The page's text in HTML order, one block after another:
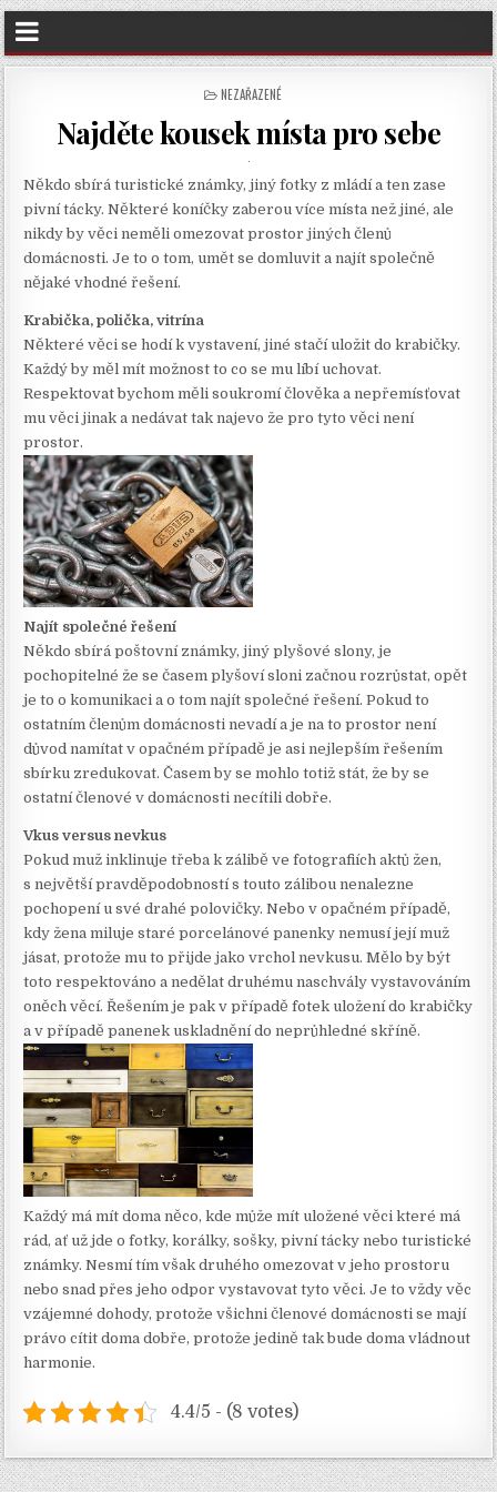
POSTED
NEZAŘAZENÉ
Najděte kousek místa pro sebe
Někdo sbírá turistické známky, jiný fotky z mládí a ten zase
pivní tácky. Některé koníčky zaberou více místa než jiné, ale
nikdy by věci neměli omezovat prostor jiných členů
domácnosti. Je to o tom, umět se domluvit a najít společně
nějaké vhodné řešení.
Krabička, polička, vitrína
Některé věci se hodí k vystavení, jiné stačí uložit do krabičky.
Každý by měl mít možnost to co se mu líbí uchovat.
Respektovat bychom měli soukromí člověka a nepřemísťovat
mu věci jinak a nedávat tak najevo že pro tyto věci není
prostor.
Najít společné řešení
Někdo sbírá poštovní známky, jiný plyšové slony, je
pochopitelné že se časem plyšoví sloni začnou rozrůstat, opět
je to o komunikaci a o tom najít společné řešení. Pokud to
ostatním členům domácnosti nevadí a je na to prostor není
důvod namítat v opačném případě je asi nejlepším řešením
sbírku zredukovat. Časem by se mohlo totiž stát, že by se
ostatní členové v domácnosti necítili dobře.
Vkus versus nevkus
Pokud muž inklinuje třeba k zálibě ve fotografiích aktů žen,
s největší pravděpodobností s touto zálibou nenalezne
pochopení u své drahé polovičky. Nebo v opačném případě,
kdy žena miluje staré porcelánové panenky nemusí její muž
jásat, protože mu to přijde jako vrchol nevkusu. Mělo by být
toto respektováno a nedělat druhému naschvály vystavováním
oněch věcí. Řešením je pak v případě fotek uložení do krabičky
a v případě panenek uskladnění do neprůhledné skříně.
Každý má mít doma něco, kde může mít uložené věci které má
rád, ať už jde o fotky, korálky, sošky, pivní tácky nebo turistické
známky. Nesmí tím však druhého omezovat v jeho prostoru
nebo snad přes jeho odpor vystavovat tyto věci. Je to vždy věc
vzájemné dohody, protože všichni členové domácnosti se mají
právo cítit doma dobře, protože jedině tak bude doma vládnout
harmonie.
4.4/5 - (8 votes)